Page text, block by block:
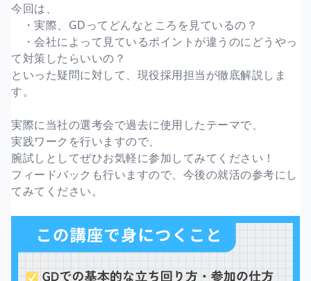
今回は、
・実際、GDってどんなところを見ているの？
・会社によって見ているポイントが違うのにどうやっ
て対策したらいいの？
といった疑問に対して、現役採用担当が徹底解説しま
す。
実際に当社の選考会で過去に使用したテーマで、
実践ワークを行いますので、
腕試しとしてぜひお気軽に参加してみてください！
フィードバックも行いますので、今後の就活の参考にし
てみてください。